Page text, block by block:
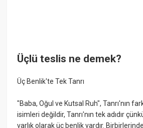
Üçlü teslis ne demek?
Üç Benlik'te Tek Tanrı
"Baba, Oğul ve Kutsal Ruh", Tanrı'nın
isimleri değildir, Tanrı'nın tek adıdır
varlık olarak üç benlik vardır.